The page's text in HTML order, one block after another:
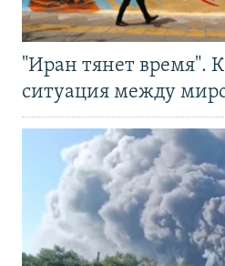
"Иран тянет время".
ситуация между